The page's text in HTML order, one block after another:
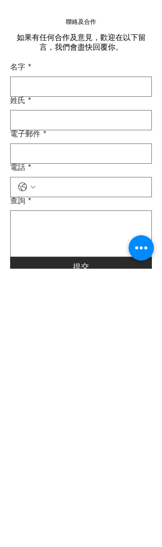
聯絡及合作
如果有任何合作及意見，歡迎在以下留
言，我們會盡快回覆你。
名字 *
姓氏 *
電子郵件 *
電話 *
查詢 *
提交